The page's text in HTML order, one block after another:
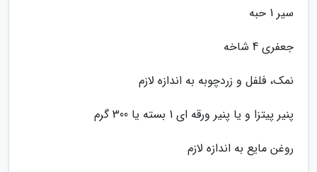
سیر 1 حبه
جعفری 4 شاخه
نمک، فلفل و زردچوبه به اندازه لازم
پنیر پیتزا و یا پنیر ورقه ای 1 بسته یا 300 گرم
روغن مایع به اندازه لازم